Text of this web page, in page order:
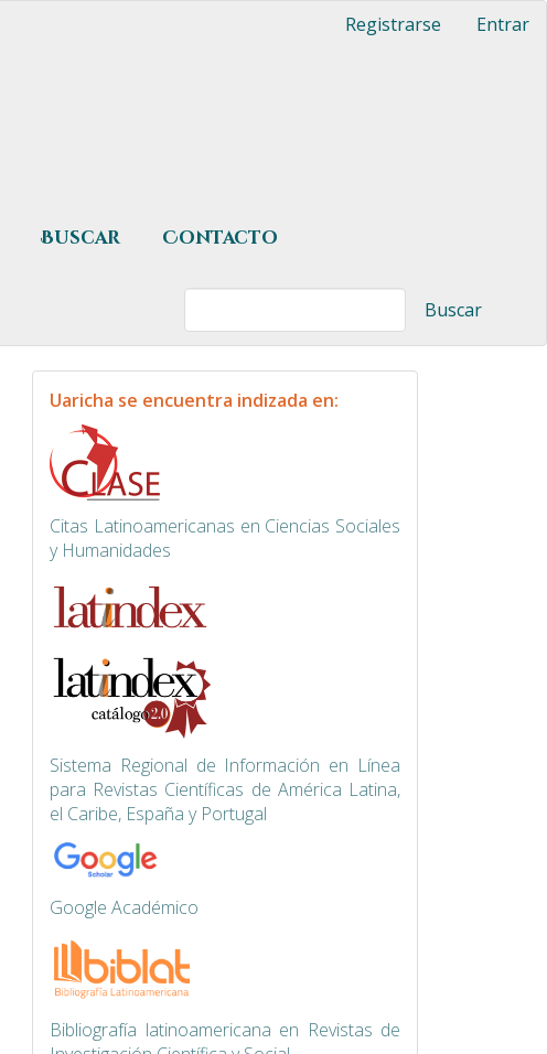
Registrarse Entrar
Buscar Contacto
Buscar
indexacion
Uaricha se encuentra indizada en:
Citas Latinoamericanas en Ciencias Sociales
y Humanidades
Sistema Regional de Información en Línea
para Revistas Científicas de América Latina,
el Caribe, España y Portugal
Google Académico
Bibliografía latinoamericana en Revistas de